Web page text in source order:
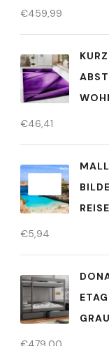
€459,99
€46,41
€5,94